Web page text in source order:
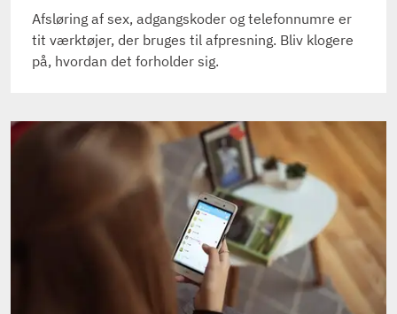
Afsløring af sex, adgangskoder og telefonnumre er
tit værktøjer, der bruges til afpresning. Bliv klogere
på, hvordan det forholder sig.